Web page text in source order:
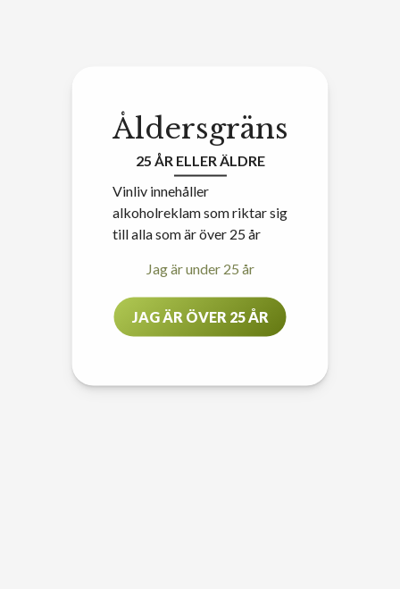
Åldersgräns
25 ÅR ELLER ÄLDRE
Vinliv innehåller
alkoholreklam som riktar sig
till alla som är över 25 år
Jag är under 25 år
JAG ÄR ÖVER 25 ÅR